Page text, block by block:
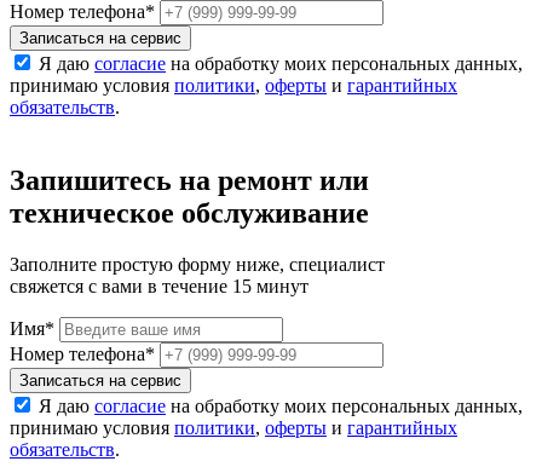
Номер телефона*
Записаться на сервис
Я даю согласие на обработку моих персональных данных,
принимаю условия политики, оферты и гарантийных
обязательств.
Запишитесь на ремонт или
техническое обслуживание
Заполните простую форму ниже, специалист
свяжется с вами в течение 15 минут
Имя*
Номер телефона*
Записаться на сервис
Я даю согласие на обработку моих персональных данных,
принимаю условия политики, оферты и гарантийных
обязательств.